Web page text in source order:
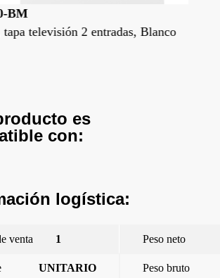
televisión 2 entradas, Blanco
es
con:
logística:
venta 1 Peso neto
UNITARIO Peso bruto